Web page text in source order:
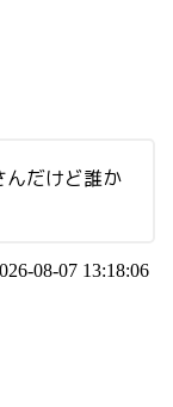
んだけど誰か
08-07 13:18:06